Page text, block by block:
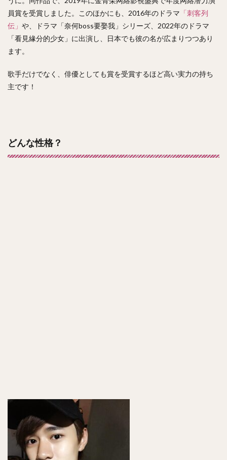
員賞を受賞しました。このほかにも、2016年のドラマ 「刺客列
伝」 や、ドラマ「奈何boss要娶我」シリーズ、2022年のドラマ
「看見緣分的少女」に出演し、日本でも彼の名が広まりつつあり
ます。
歌手だけでなく、俳優としても賞を受賞するほど高い実力の持ち
主です！
どんな性格？